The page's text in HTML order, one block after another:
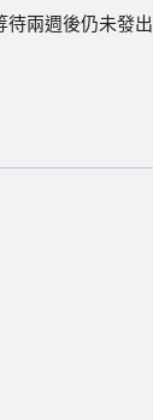
待兩週後仍未發出